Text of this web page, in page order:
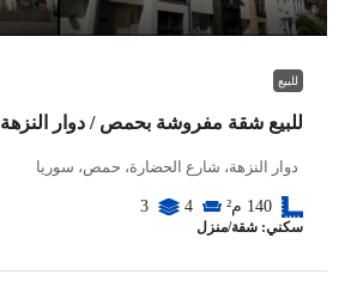
للبيع
للبيع شقة مفروشة بحمص / دوار النزهة
دوار النزهة، شارع الحضارة، حمص، سوريا
140 م² 4
3
سكني: شقة/منزل